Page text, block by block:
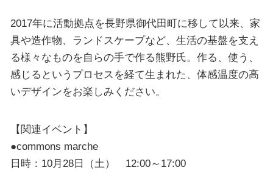
2017年に活動拠点を長野県御代田町に移して以来、家
具や造作物、ランドスケープなど、生活の基盤を支え
る様々なものを自らの手で作る熊野氏。作る、使う、
感じるというプロセスを経て生まれた、体感温度の高
いデザインをお楽しみください。
【関連イベント】
●commons marche
日時：10月28日（土） 12:00～17:00